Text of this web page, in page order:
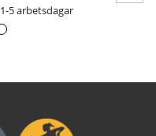
1-5 arbetsdagar